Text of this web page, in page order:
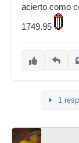
acierto como
1749.95
1